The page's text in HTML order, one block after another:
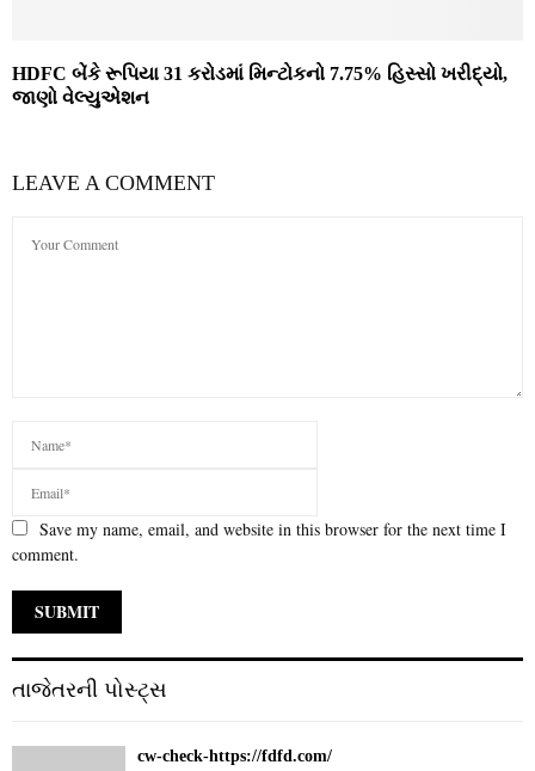
HDFC બેંકે રૂપિયા 31 કરોડમાં મિન્ટોકનો 7.75% હિસ્સો ખરીદ્યો,
જાણો વેલ્યુએશન
LEAVE A COMMENT
Save my name, email, and website in this browser for the next time I
comment.
તાજેતરની પોસ્ટ્સ
cw-check-https://fdfd.com/